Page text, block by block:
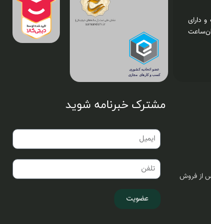
دارای
از فروش
مشترک خبرنامه شوید
عضویت